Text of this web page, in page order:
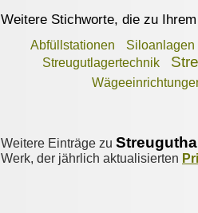
Weitere Stichworte, die zu
Abfüllstationen
Siloanlagen
Streugutlagertechnik
Weitere Einträge zu
Werk, der jährlich aktualisierten